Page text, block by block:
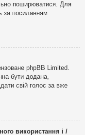
поширюватися. Для
за посиланням
phpBB Limited.
бути додана,
свій голос за вже
використання і /